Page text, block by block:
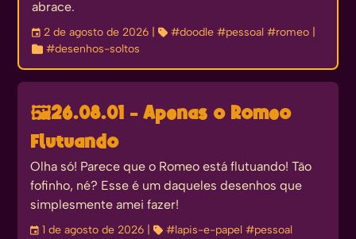
abrace.
󰃭2 de agosto de 2026 | #doodle #pessoal #romeo
#desenhos-soltos
🖼️26.08.01 - Apenas o Romeo
Flutuando
Olha só! Parece que o Romeo está flutuando! Tão
fofinho, né? Esse é um daqueles desenhos que
simplesmente amei fazer!
󰃭 1 de agosto de 2026 | #lapis-e-papel #pessoal